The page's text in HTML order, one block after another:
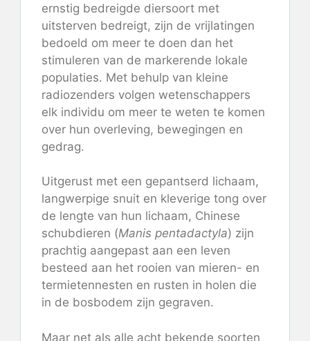
ernstig bedreigde diersoort met
uitsterven bedreigt, zijn de vrijlatingen
bedoeld om meer te doen dan het
stimuleren van de markerende lokale
populaties. Met behulp van kleine
radiozenders volgen wetenschappers
elk individu om meer te weten te komen
over hun overleving, bewegingen en
gedrag.
Uitgerust met een gepantserd lichaam,
langwerpige snuit en kleverige tong over
de lengte van hun lichaam, Chinese
schubdieren (Manis pentadactyla) zijn
prachtig aangepast aan een leven
besteed aan het rooien van mieren- en
termietennesten en rusten in holen die
in de bosbodem zijn gegraven.
Maar net als alle acht bekende soorten